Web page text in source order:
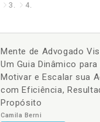
3. 4.
Mente de Advogado
Um Guia Dinâmico para
Motivar e Escalar sua
com Eficiência,
Propósito
Camila Berni